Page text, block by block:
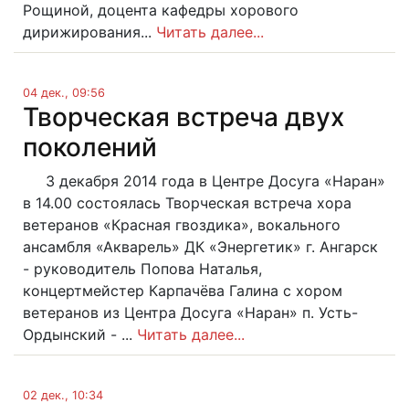
Рощиной, доцента кафедры хорового
дирижирования... Читать далее...
04 дек., 09:56
Творческая встреча двух
поколений
3 декабря 2014 года в Центре Досуга «Наран»
в 14.00 состоялась Творческая встреча хора
ветеранов «Красная гвоздика», вокального
ансамбля «Акварель» ДК «Энергетик» г. Ангарск
- руководитель Попова Наталья,
концертмейстер Карпачёва Галина с хором
ветеранов из Центра Досуга «Наран» п. Усть-
Ордынский - ... Читать далее...
02 дек., 10:34